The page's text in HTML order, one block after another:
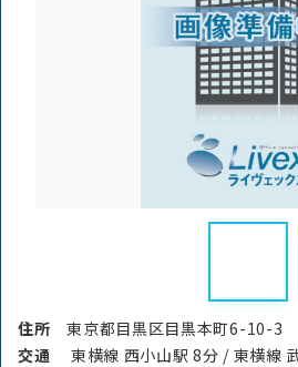
住所東京都目黒区目黒本町6-10-
交通
東横線 西小山駅 8分 / 東横線